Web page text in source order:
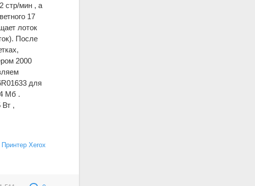
стр/мин , а
17
лоток
После
2000
для
Мб .
Вт ,
Принтер Xerox